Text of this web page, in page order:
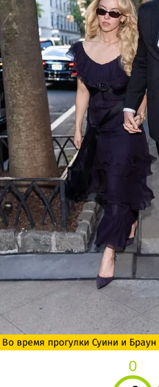
Во время прогулки Суини и
0